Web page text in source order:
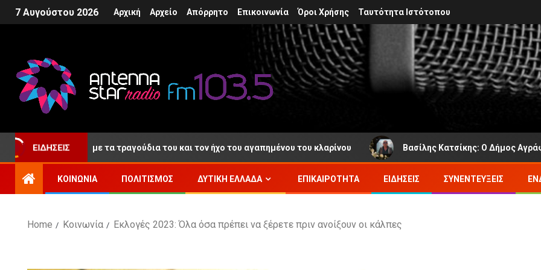
7 Αυγούστου 2026 Αρχική Αρχείο Απόρρητο Επικοινωνία Όροι Χρήσης Ταυτότητα Ιστότοπου
ΕΙΔΉΣΕΙΣ
«αντίο» με τα τραγούδια του και τον ήχο του αγαπημένου του κλαρίνου Βασίλης Κατσίκης: Ο Δήμος Αγράφων
ΚΟΙΝΩΝΊΑ ΠΟΛΙΤΙΣΜΌΣ ΔΥΤΙΚΉ ΕΛΛΆΔΑ ΕΠΙΚΑΙΡΌΤΗΤΑ ΕΙΔΉΣΕΙΣ ΣΥΝΕΝΤΕΎΞΕΙΣ
Home Κοινωνία Εκλογές 2023: Όλα όσα πρέπει να ξέρετε πριν ανοίξουν οι κάλπες